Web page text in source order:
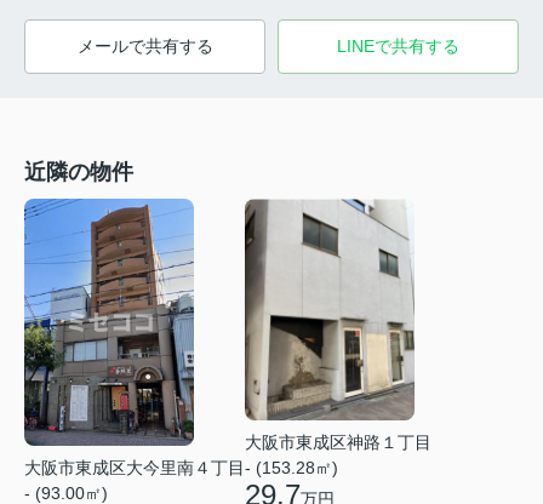
メールで共有する LINEで共有する
近隣の物件
大阪市東成区大今里南４丁目
- (93.00㎡)
大阪市東成区神路１丁目
- (153.28㎡)
29.7万円